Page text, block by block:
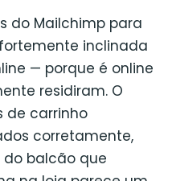
do Mailchimp para
inclinada
— porque é online
residiram. O
de carrinho
corretamente,
balcão que